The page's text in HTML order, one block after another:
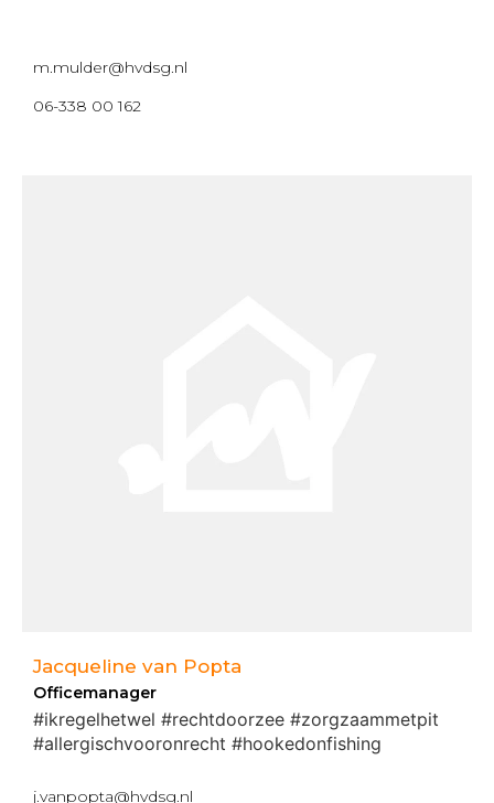
m.mulder@hvdsg.nl
06-338 00 162
Jacqueline van Popta
Officemanager
#ikregelhetwel #rechtdoorzee #zorgzaammetpit
#allergischvooronrecht #hookedonfishing
j.vanpopta@hvdsg.nl